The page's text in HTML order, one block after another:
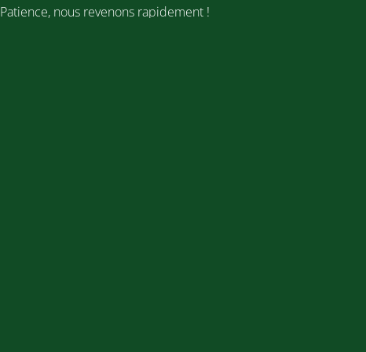
Patience, nous revenons rapidement !